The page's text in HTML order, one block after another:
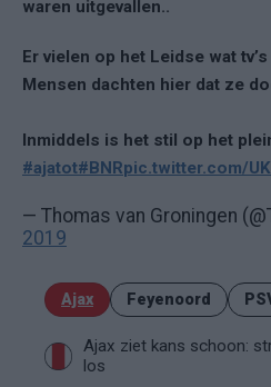
waren uitgevallen..
Er vielen op het Leidse wat
Mensen dachten hier dat ze
Inmiddels is het stil op het
#ajatot#BNRpic.twitter.com/
— Thomas van Groningen
2019
Ajax Feyenoord
Ajax ziet kans schoon:
los